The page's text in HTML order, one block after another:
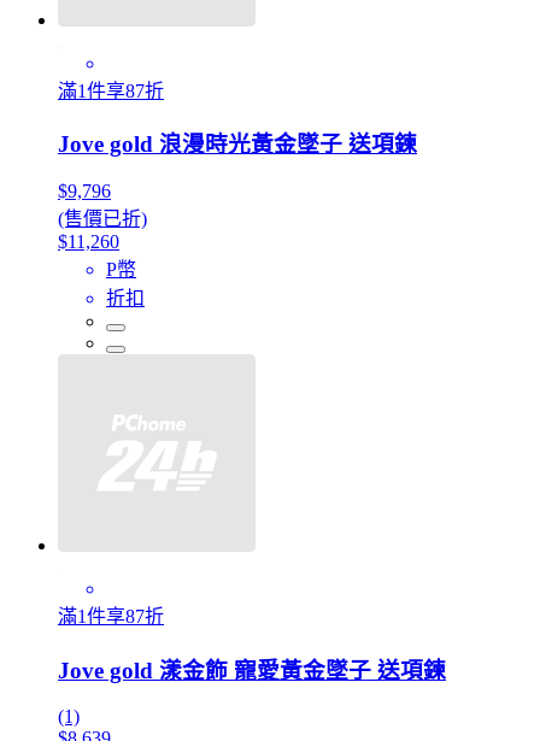
滿1件享87折
Jove gold 浪漫時光黃金墜子 送項鍊
$9,796
(售價已折)
$11,260
P幣
折扣
滿1件享87折
Jove gold 漾金飾 寵愛黃金墜子 送項鍊
(1)